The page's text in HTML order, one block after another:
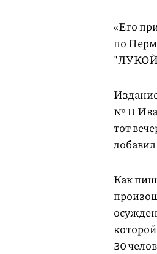
«Его
по
№ 11
тот
Как
30